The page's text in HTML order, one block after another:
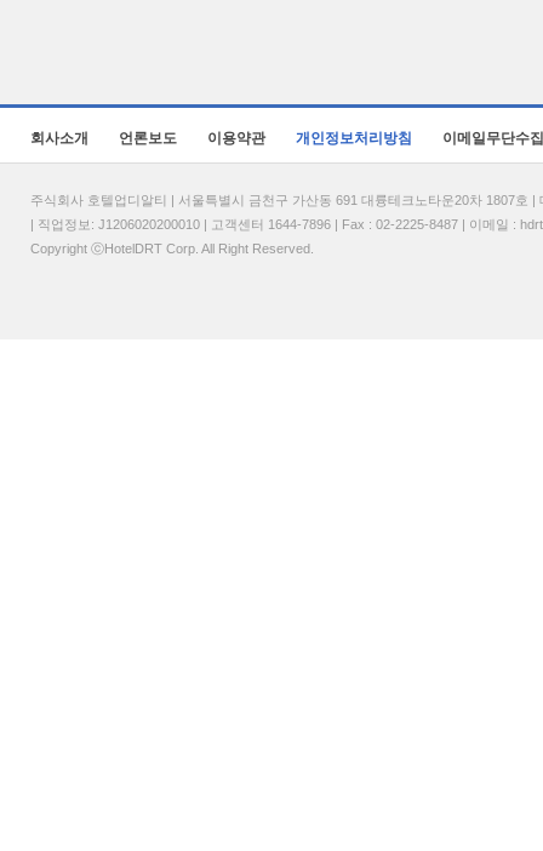
회사소개 언론보도 이용약관 개인정보처리방침 이메일무단수
주식회사 호텔업디알티 | 서울특별시 금천구 가산동 691 대륭테크노타운20차 1807
| 직업정보: J1206020200010 | 고객센터 1644-7896 | Fax : 02-2225-8487 | 이메일 :
Copyright ⓒHotelDRT Corp. All Right Reserved.